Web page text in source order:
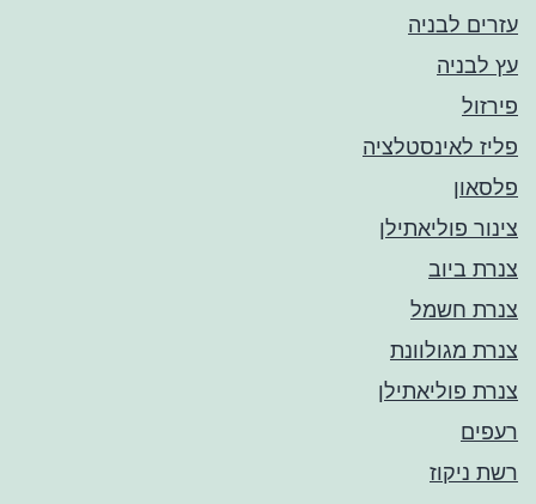
עזרים לבניה
עץ לבניה
פירזול
פליז לאינסטלציה
פלסאון
צינור פוליאתילן
צנרת ביוב
צנרת חשמל
צנרת מגולוונת
צנרת פוליאתילן
רעפים
רשת ניקוז